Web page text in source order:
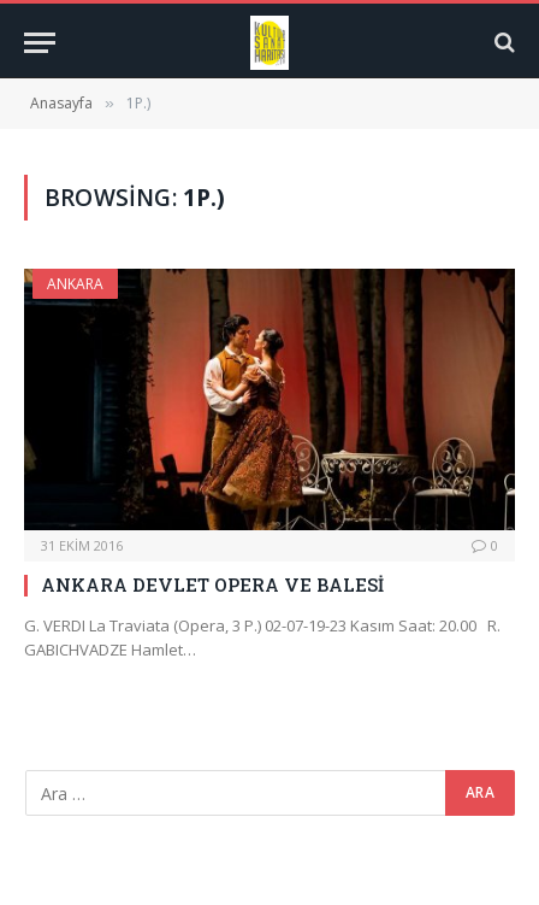
Anasayfa » 1P.)
BROWSING: 1P.)
ANKARA
31 EKIM 2016 0
ANKARA DEVLET OPERA VE BALESİ
G. VERDI La Traviata (Opera, 3 P.) 02-07-19-23 Kasım Saat: 20.00 R.
GABICHVADZE Hamlet…